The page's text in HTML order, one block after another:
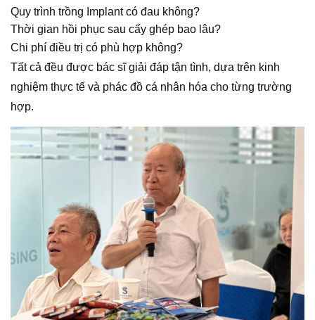
Quy trình trồng Implant có đau không?
Thời gian hồi phục sau cấy ghép bao lâu?
Chi phí điều trị có phù hợp không?
Tất cả đều được bác sĩ giải đáp tận tình, dựa trên kinh
nghiệm thực tế và phác đồ cá nhân hóa cho từng trường
hợp.